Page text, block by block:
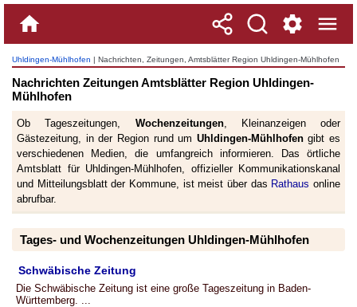
Uhldingen-Mühlhofen | Nachrichten, Zeitungen, Amtsblätter Region Uhldingen-Mühlhofen
Nachrichten Zeitungen Amtsblätter Region Uhldingen-
Mühlhofen
Ob Tageszeitungen, Wochenzeitungen, Kleinanzeigen oder
Gästezeitung, in der Region rund um Uhldingen-Mühlhofengibt es
verschiedenen Medien, die umfangreich informieren. Das örtliche
Amtsblatt für Uhldingen-Mühlhofen, offizieller Kommunikationskanal
und Mitteilungsblatt der Kommune, ist meist über das Rathaus online
abrufbar.
Tages- und Wochenzeitungen Uhldingen-Mühlhofen
Schwäbische Zeitung
Die Schwäbische Zeitung ist eine große Tageszeitung in Baden-
Württemberg. ...